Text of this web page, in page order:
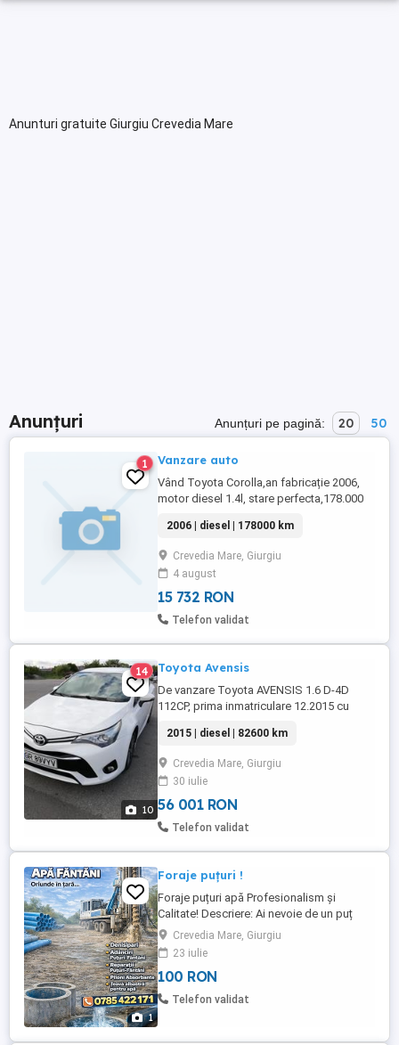
Anunturi gratuite Giurgiu Crevedia Mare
Anunțuri Anunțuri pe pagină: 20 50
1 Vanzare auto
Vând Toyota Corolla,an fabricație 2006,
motor diesel 1.4l, stare perfecta,178.000
vara , camera video auto fata și
spate,prelata, ITP ,asigurare, rovinieta
toate valabile un an,preț 3000 euro.
2006 | diesel | 178000 km
Crevedia Mare, Giurgiu
4 august
15 732 RON
Telefon validat
10
14 Toyota Avensis
De vanzare Toyota AVENSIS 1.6 D-4D
112CP, prima inmatriculare 12.2015 cu
DOTARI : *Sistem MultiMedia color
Toyota Touch ( TouchScreen) *Camera
pentru mersul cu spatele *Scaune fata
incalzite *Pilot automat cu limitator de
viteza *Lane Assist *Toyota pre-crash
alertare ...
2015 | diesel | 82600 km
Crevedia Mare, Giurgiu
30 iulie
56 001 RON
Telefon validat
1
Foraje puțuri !
Foraje puțuri apă Profesionalism și
Calitate! Descriere: Ai nevoie de un puț
pentru apă curată și sigură? Oferim
servicii de foraje puțuri pentru uz casnic,
irigații și industrie, decolmatări prelungiri ,
denisipari adaptate nevoilor tale!
Adâncime: 0 35 metri Diametre
Crevedia Mare, Giurgiu
23 iulie
100 RON
Telefon validat